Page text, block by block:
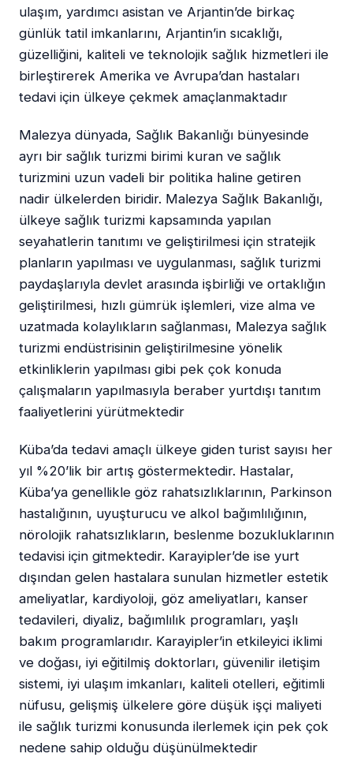
ulaşım, yardımcı asistan ve Arjantin’de birkaç
günlük tatil imkanlarını, Arjantin’in sıcaklığı,
güzelliğini, kaliteli ve teknolojik sağlık hizmetleri ile
birleştirerek Amerika ve Avrupa’dan hastaları
tedavi için ülkeye çekmek amaçlanmaktadır
Malezya dünyada, Sağlık Bakanlığı bünyesinde
ayrı bir sağlık turizmi birimi kuran ve sağlık
turizmini uzun vadeli bir politika haline getiren
nadir ülkelerden biridir. Malezya Sağlık Bakanlığı,
ülkeye sağlık turizmi kapsamında yapılan
seyahatlerin tanıtımı ve geliştirilmesi için stratejik
planların yapılması ve uygulanması, sağlık turizmi
paydaşlarıyla devlet arasında işbirliği ve ortaklığın
geliştirilmesi, hızlı gümrük işlemleri, vize alma ve
uzatmada kolaylıkların sağlanması, Malezya sağlık
turizmi endüstrisinin geliştirilmesine yönelik
etkinliklerin yapılması gibi pek çok konuda
çalışmaların yapılmasıyla beraber yurtdışı tanıtım
faaliyetlerini yürütmektedir
Küba’da tedavi amaçlı ülkeye giden turist sayısı her
yıl %20’lik bir artış göstermektedir. Hastalar,
Küba’ya genellikle göz rahatsızlıklarının, Parkinson
hastalığının, uyuşturucu ve alkol bağımlılığının,
nörolojik rahatsızlıkların, beslenme bozukluklarının
tedavisi için gitmektedir. Karayipler’de ise yurt
dışından gelen hastalara sunulan hizmetler estetik
ameliyatlar, kardiyoloji, göz ameliyatları, kanser
tedavileri, diyaliz, bağımlılık programları, yaşlı
bakım programlarıdır. Karayipler’in etkileyici iklimi
ve doğası, iyi eğitilmiş doktorları, güvenilir iletişim
sistemi, iyi ulaşım imkanları, kaliteli otelleri, eğitimli
nüfusu, gelişmiş ülkelere göre düşük işçi maliyeti
ile sağlık turizmi konusunda ilerlemek için pek çok
nedene sahip olduğu düşünülmektedir